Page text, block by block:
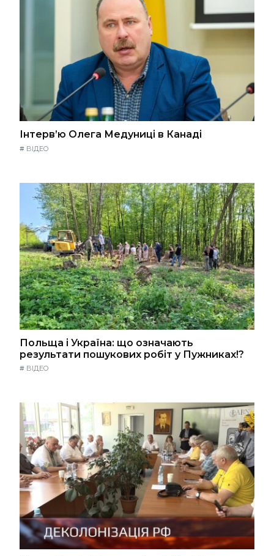
Інтерв’ю Олега Медуниці в Канаді
# ВІДЕО
Польща і Україна: що означають
результати пошукових робіт у Пужниках!?
# ВІДЕО